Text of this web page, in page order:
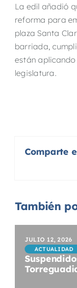
La edil añadió
reforma para
plaza Santa
barriada,
están
legislatura.
Comparte
También
JULIO 12, 2026
ACTUALIDAD